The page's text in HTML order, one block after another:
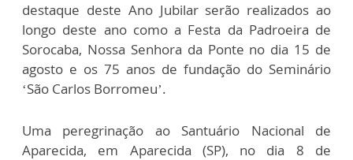
destaque deste Ano Jubilar serão realizados ao
longo deste ano como a Festa da Padroeira de
Sorocaba, Nossa Senhora da Ponte no dia 15 de
agosto e os 75 anos de fundação do Seminário
‘São Carlos Borromeu’.
Uma peregrinação ao Santuário Nacional de
Aparecida, em Aparecida (SP), no dia 8 de